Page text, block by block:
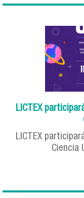
LICTEX
LICTEX
Ciencia